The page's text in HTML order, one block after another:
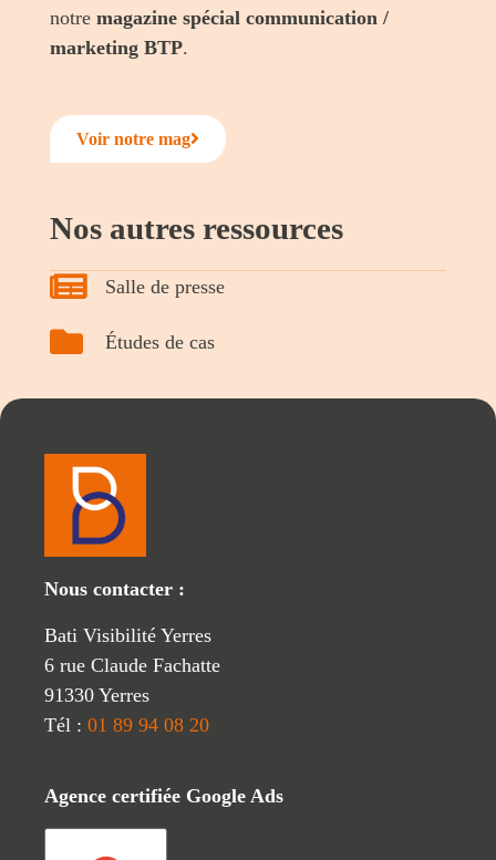
notre magazine spécial communication /
marketing BTP.
Voir notre mag
Nos autres ressources
Salle de presse
Études de cas
Nous contacter :
Bati Visibilité Yerres
6 rue Claude Fachatte
91330 Yerres
Tél :01 89 94 08 20
Agence certifiée Google Ads